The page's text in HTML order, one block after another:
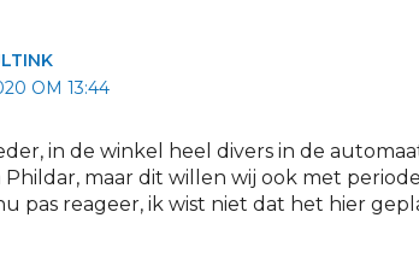
OM 13:44
in de winkel heel divers in de
maar dit willen wij ook met
pas reageer, ik wist niet dat het hier